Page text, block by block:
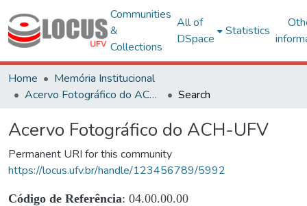
Communities
&
Collections
All of
DSpace
Statistics
Home
Memória Institucional
Acervo Fotográfico do ACH-UFV
Search
Acervo Fotográfico do ACH-UFV
Permanent URI for this community
https://locus.ufv.br/handle/123456789/5992
Código de Referência: 04.00.00.00